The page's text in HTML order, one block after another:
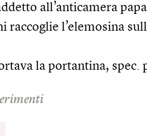
all’anticamera
raccoglie l’elemosina
la portantina, spec.